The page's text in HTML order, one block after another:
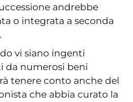
andrebbe
o integrata a seconda
vi siano ingenti
da numerosi beni
tenere conto anche del
che abbia curato la